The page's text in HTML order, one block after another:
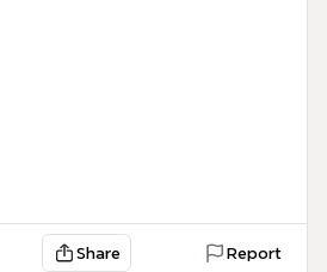
Share Report